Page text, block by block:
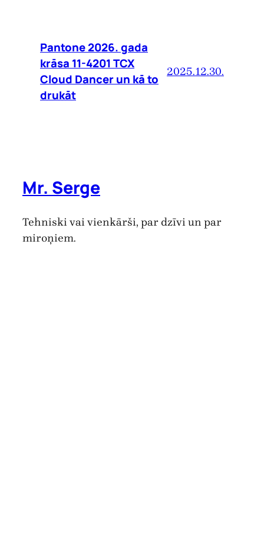
Pantone 2026. gada
krāsa 11-4201 TCX
Cloud Dancer un kā to
drukāt
2025.12.30.
Mr. Serge
Tehniski vai vienkārši, par dzīvi un par
miroņiem.